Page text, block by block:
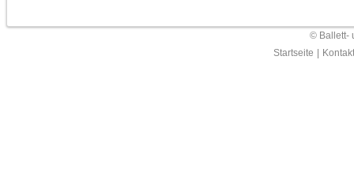
© Ballett-
Startseite
Kontakt